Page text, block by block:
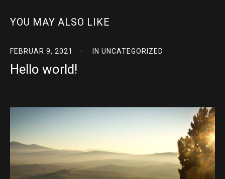
YOU MAY ALSO LIKE
FEBRUAR 9, 2021 IN UNCATEGORIZED
Hello world!